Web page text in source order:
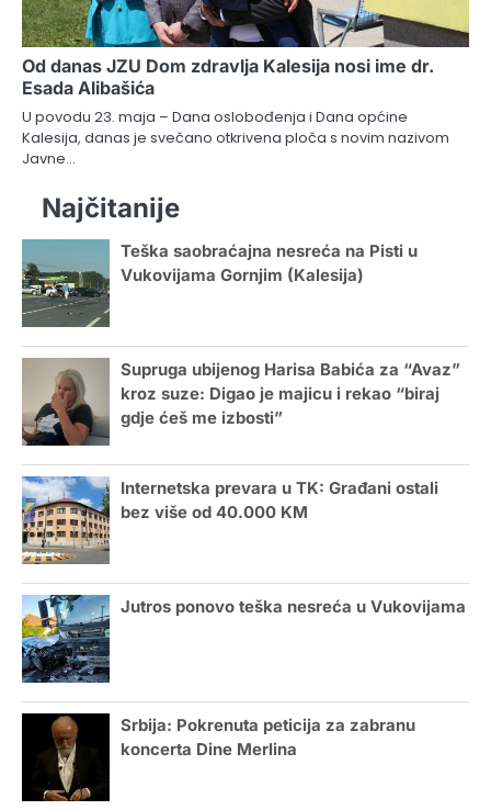
Od danas JZU Dom zdravlja Kalesija nosi ime dr.
Esada Alibašića
U povodu 23. maja – Dana oslobođenja i Dana općine
Kalesija, danas je svečano otkrivena ploča s novim nazivom
Javne…
Najčitanije
Teška saobraćajna nesreća na Pisti u
Vukovijama Gornjim (Kalesija)
Supruga ubijenog Harisa Babića za “Avaz”
kroz suze: Digao je majicu i rekao “biraj
gdje ćeš me izbosti”
Internetska prevara u TK: Građani ostali
bez više od 40.000 KM
Jutros ponovo teška nesreća u Vukovijama
Srbija: Pokrenuta peticija za zabranu
koncerta Dine Merlina